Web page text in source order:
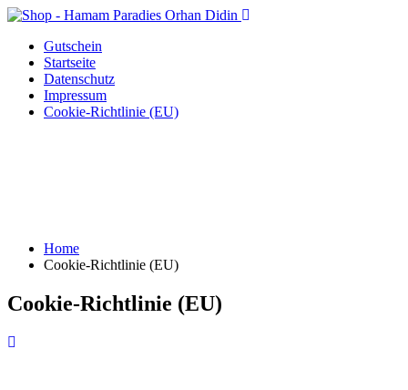
Gutschein
Startseite
Datenschutz
Impressum
Cookie-Richtlinie (EU)
Home
Cookie-Richtlinie (EU)
Cookie-Richtlinie (EU)